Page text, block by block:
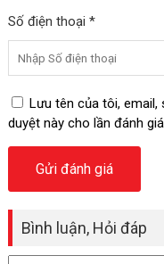
Số điện thoại *
Lưu tên của tôi,
duyệt này cho lần đánh
Bình luận, Hỏi đáp